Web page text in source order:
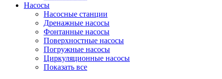
Насосы
Насосные станции
Дренажные насосы
Фонтанные насосы
Поверхностные насосы
Погружные насосы
Циркуляционные насосы
Показать все